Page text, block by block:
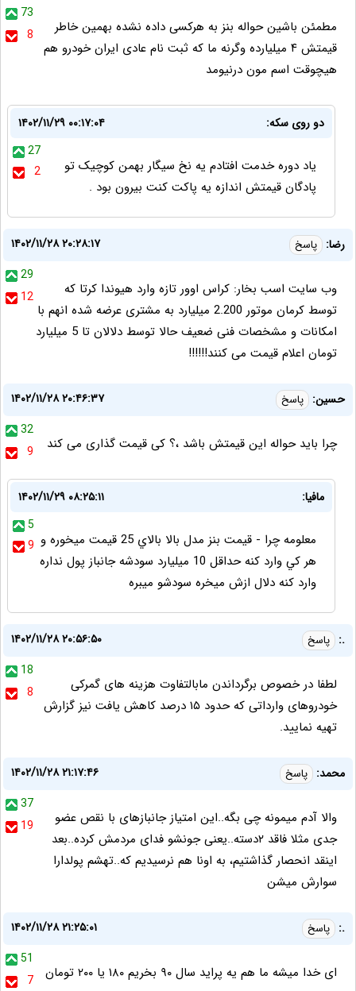
73
8
مطمئن باشین حواله بنز به هرکسی داده نشده بهمین خاطر
قیمتش ۴ میلیارده وگرنه ما که ثبت نام عادی ایران خودرو هم
هیچوقت اسم مون درنیومد
دو روی سکه:
۱۴۰۲/۱۱/۲۹ ۰۰:۱۷:۰۴
27
2
یاد دوره خدمت افتادم یه نخ سیگار بهمن کوچیک تو
پادگان قیمتش اندازه یه پاکت کنت بیرون بود .
رضا: پاسخ
۱۴۰۲/۱۱/۲۸ ۲۰:۲۸:۱۷
29
12
وب سایت اسب بخار: کراس اوور تازه وارد هیوندا کرتا که
توسط کرمان موتور 2.200 میلیارد به مشتری عرضه شده انهم با
امکانات و مشخصات فنی ضعیف حالا توسط دلالان تا 5 میلیارد
تومان اعلام قیمت می کنند!!!!!!
حسین: پاسخ
۱۴۰۲/۱۱/۲۸ ۲۰:۴۶:۳۷
32
9
چرا باید حواله این قیمتش باشد ،؟ کی قیمت گذاری می کند
مافيا:
۱۴۰۲/۱۱/۲۹ ۰۸:۲۵:۱۱
5
9 معلومه چرا - قيمت بنز مدل بالا بالاي 25 قيمت ميخوره و
هر كي وارد كنه حداقل 10 ميليارد سودشه جانباز پول نداره
وارد كنه دلال ازش ميخره سودشو ميبره
.: پاسخ
۱۴۰۲/۱۱/۲۸ ۲۰:۵۶:۵۰
18
8
لطفا در خصوص برگرداندن مابالتفاوت هزینه های گمرکی
خودروهای وارداتی که حدود ۱۵ درصد کاهش یافت نیز گزارش
تهیه نمایید.
محمد: پاسخ
۱۴۰۲/۱۱/۲۸ ۲۱:۱۷:۴۶
37
19
والا آدم میمونه چی بگه..این امتیاز جانبازهای با نقص عضو
جدی مثلا فاقد ۲دسته..یعنی جونشو فدای مردمش کرده..بعد
اینقد انحصار گذاشتیم، به اونا هم نرسیدیم که..تهشم پولدارا
سوارش میشن
.: پاسخ
۱۴۰۲/۱۱/۲۸ ۲۱:۲۵:۰۱
51
7
ای خدا میشه ما هم یه پراید سال ۹۰ بخریم ۱۸۰ یا ۲۰۰ تومان